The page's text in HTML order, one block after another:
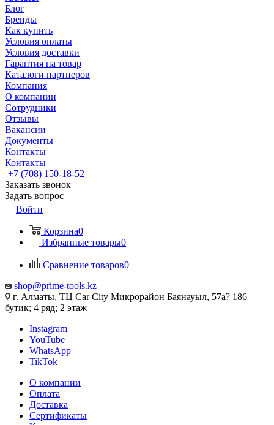
Блог
Бренды
Как купить
Условия оплаты
Условия доставки
Гарантия на товар
Каталоги партнеров
Компания
О компании
Сотрудники
Отзывы
Вакансии
Документы
Контакты
Контакты
+7 (708) 150-18-52
Заказать звонок
Задать вопрос
Войти
Корзина0
Избранные товары0
Сравнение товаров0
shop@prime-tools.kz
г. Алматы, ТЦ Car City​ ​Микрорайон Баянауыл, 57а? ​186
бутик; 4 ряд; 2 этаж
Instagram
YouTube
WhatsApp
TikTok
О компании
Оплата
Доставка
Сертификаты